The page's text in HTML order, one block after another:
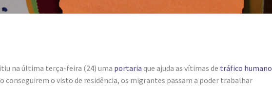
na última terça-feira (24) uma portaria que ajuda as vítimas de tráfico humano
conseguirem o visto de residência, os migrantes passam a poder trabalhar